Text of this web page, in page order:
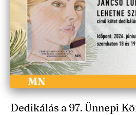
Dedikálás a 97. Ünnepi